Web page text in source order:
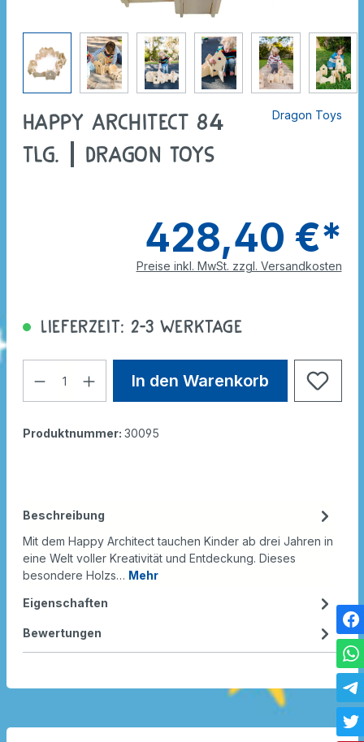
Happy Architect 84
tlg. | Dragon Toys
Dragon Toys
428,40 €*
Preise inkl. MwSt. zzgl. Versandkosten
Lieferzeit: 2-3 Werktage
In den Warenkorb
Produktnummer: 30095
Beschreibung
Mit dem Happy Architect tauchen Kinder ab drei Jahren in
eine Welt voller Kreativität und Entdeckung. Dieses
besondere Holzs… Mehr
Eigenschaften
Bewertungen